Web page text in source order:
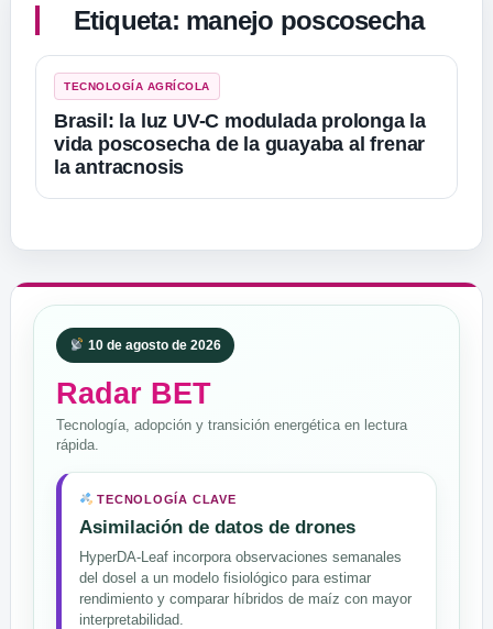
Etiqueta: manejo poscosecha
TECNOLOGÍA AGRÍCOLA
Brasil: la luz UV-C modulada prolonga la
vida poscosecha de la guayaba al frenar
la antracnosis
10 de agosto de 2026
Radar BET
Tecnología, adopción y transición energética en lectura
rápida.
TECNOLOGÍA CLAVE
Asimilación de datos de drones
HyperDA-Leaf incorpora observaciones semanales
del dosel a un modelo fisiológico para estimar
rendimiento y comparar híbridos de maíz con mayor
interpretabilidad.